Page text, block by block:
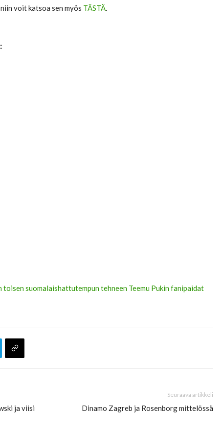
voit katsoa sen myös TÄSTÄ.
suomalaishattutempun tehneen Teemu Pukin fanipaidat
ja viisi
Seuraava artikkeli
Dinamo Zagreb ja Rosenborg mittelössä